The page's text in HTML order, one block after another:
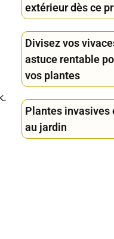
extérieur dès ce
Divisez vos
astuce rentable
vos plantes
Plantes invasives
au jardin